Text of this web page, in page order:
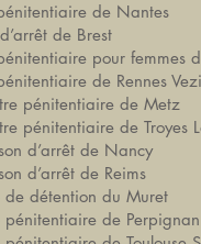
de Nantes
de Brest
pour femmes
de Rennes
pénitentiaire de Metz
pénitentiaire de Troyes
d’arrêt de Nancy
d’arrêt de Reims
de détention du Muret
pénitentiaire de Perpignan